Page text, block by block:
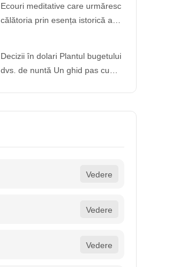
Ecouri meditative care urmăresc
călătoria prin esența istorică a
Decizii în dolari Plantul bugetului
dvs. de nuntă Un ghid pas cu
Vedere
Vedere
Vedere